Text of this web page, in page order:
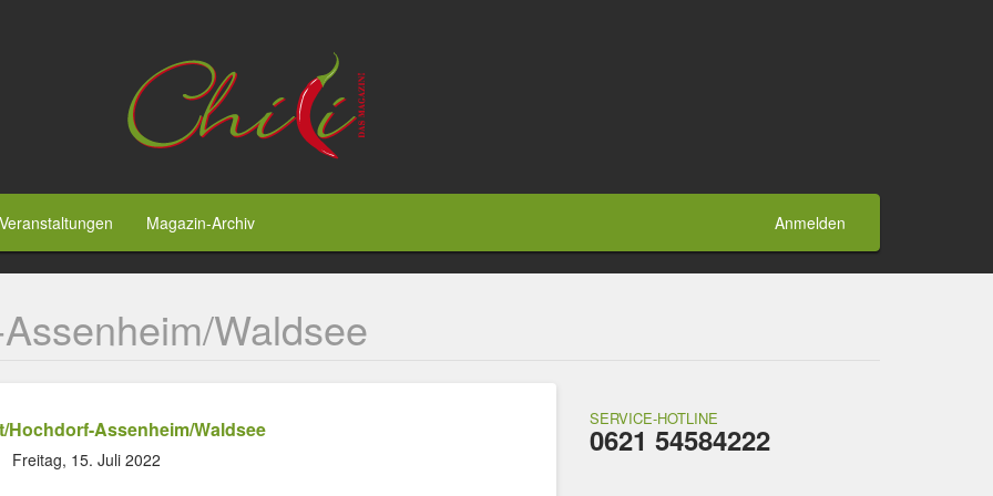
Anmelden
Veranstaltungen Magazin-Archiv
Waldsee
Hochdorf-Assenheim/Waldsee
Freitag, 15. Juli 2022
SERVICE-HOTLINE
0621 54584222